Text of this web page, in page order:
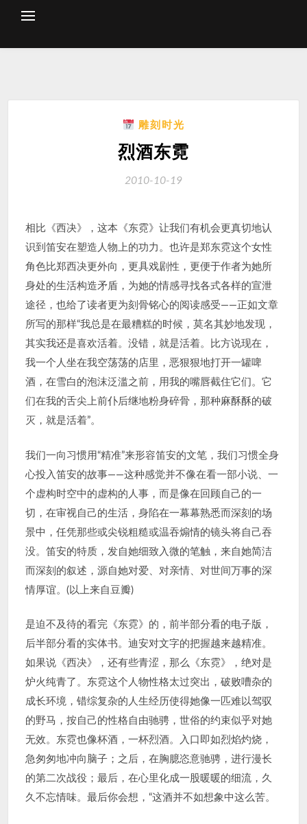
雕刻时光
烈酒东霓
2010-10-19
相比《西决》，这本《东霓》让我们有机会更真切地认
识到笛安在塑造人物上的功力。也许是郑东霓这个女性
角色比郑西决更外向，更具戏剧性，更便于作者为她所
身处的生活构造矛盾，为她的情感寻找各式各样的宣泄
途径，也给了读者更为刻骨铭心的阅读感受——正如文章
所写的那样“我总是在最糟糕的时候，莫名其妙地发现，
其实我还是喜欢活着。没错，就是活着。比方说现在，
我一个人坐在我空荡荡的店里，恶狠狠地打开一罐啤
酒，在雪白的泡沫泛滥之前，用我的嘴唇截住它们。它
们在我的舌尖上前仆后继地粉身碎骨，那种麻酥酥的破
灭，就是活着”。
我们一向习惯用“精准”来形容笛安的文笔，我们习惯全身
心投入笛安的故事——这种感觉并不像在看一部小说、一
个虚构时空中的虚构的人事，而是像在回顾自己的一
切，在审视自己的生活，身陷在一幕幕熟悉而深刻的场
景中，任凭那些或尖锐粗糙或温吞煽情的镜头将自己吞
没。笛安的特质，发自她细致入微的笔触，来自她简洁
而深刻的叙述，源自她对爱、对亲情、对世间万事的深
情厚谊。(以上来自豆瓣)
是迫不及待的看完《东霓》的，前半部分看的电子版，
后半部分看的实体书。迪安对文字的把握越来越精准。
如果说《西决》，还有些青涩，那么《东霓》，绝对是
炉火纯青了。东霓这个人物性格太过突出，破败嘈杂的
成长环境，错综复杂的人生经历使得她像一匹难以驾驭
的野马，按自己的性格自由驰骋，世俗的约束似乎对她
无效。东霓也像杯酒，一杯烈酒。入口即如烈焰灼烧，
急匆匆地冲向脑子；之后，在胸臆恣意驰骋，进行漫长
的第二次战役；最后，在心里化成一股暖暖的细流，久
久不忘情味。最后你会想，“这酒并不如想象中这么苦。